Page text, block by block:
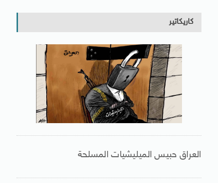
كاريكاتير
العراق حبيس الميليشيات المسلحة